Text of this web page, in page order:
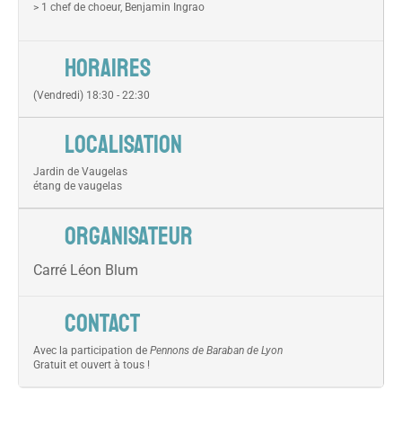
> 1 chef de choeur, Benjamin Ingrao
HORAIRES
(Vendredi) 18:30 - 22:30
LOCALISATION
Jardin de Vaugelas
étang de vaugelas
ORGANISATEUR
Carré Léon Blum
CONTACT
Avec la participation de Pennons de Baraban de Lyon
Gratuit et ouvert à tous !